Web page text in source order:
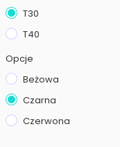
T30
T40
Opcje
Beżowa
Czarna
Czerwona